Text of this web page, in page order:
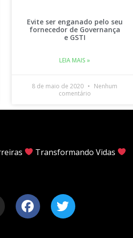
Evite ser enganado pelo seu
fornecedor de Governança
e GSTI
LEIA MAIS »
8 de maio de 2020
Nenhum
comentário
Transformando Vidas